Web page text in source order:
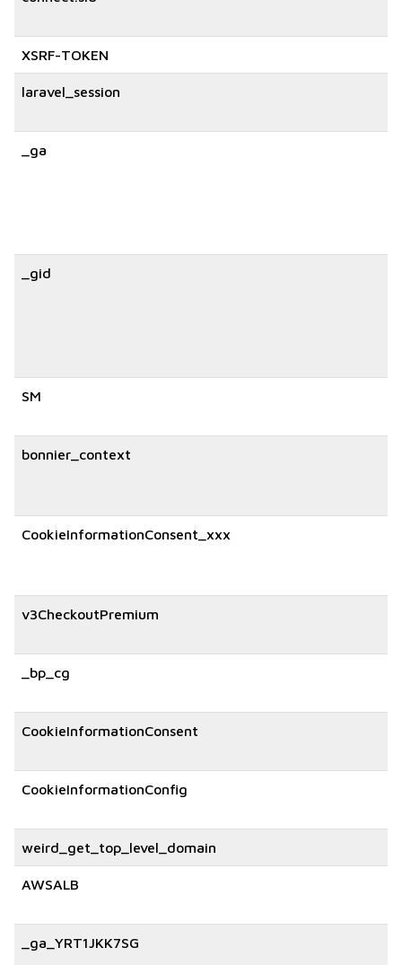
XSRF-TOKEN
laravel_session
_ga
_gid
SM
bonnier_context
CookieInformationConsent_xxx
v3CheckoutPremium
_bp_cg
CookieInformationConsent
CookieInformationConfig
weird_get_top_level_domain
AWSALB
_ga_YRT1JKK7SG